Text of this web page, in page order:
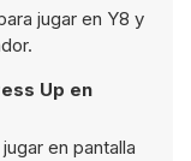
jugar en Y8 y
Up en
en pantalla